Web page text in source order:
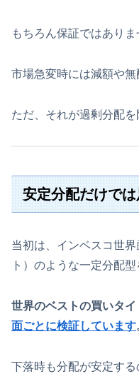
もちろん保証ではありま
市場急変時には減額や無
ただ、それが過剰分配を
安定分配だけで
当初は、インベスコ世
ト）のような一定分配
世界のベストの買いタイ
面ごとに検証しています
下落時も分配が安定する